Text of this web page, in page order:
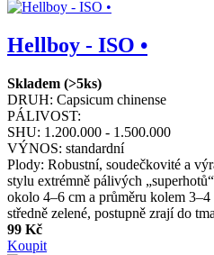
Hellboy - ISO •
Skladem (>5ks)
DRUH: Capsicum chinense
PÁLIVOST:
SHU: 1.200.000 - 1.500.000
VÝNOS: standardní
Plody: Robustní, soudečkovité a
stylu extrémně pálivých
okolo 4–6 cm a průměru kolem
středně zelené, postupně zrají do
99 Kč
Koupit